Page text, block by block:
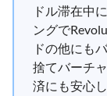
ドル滞在中
ングで
ドの他にも
捨てバーチ
済にも安心